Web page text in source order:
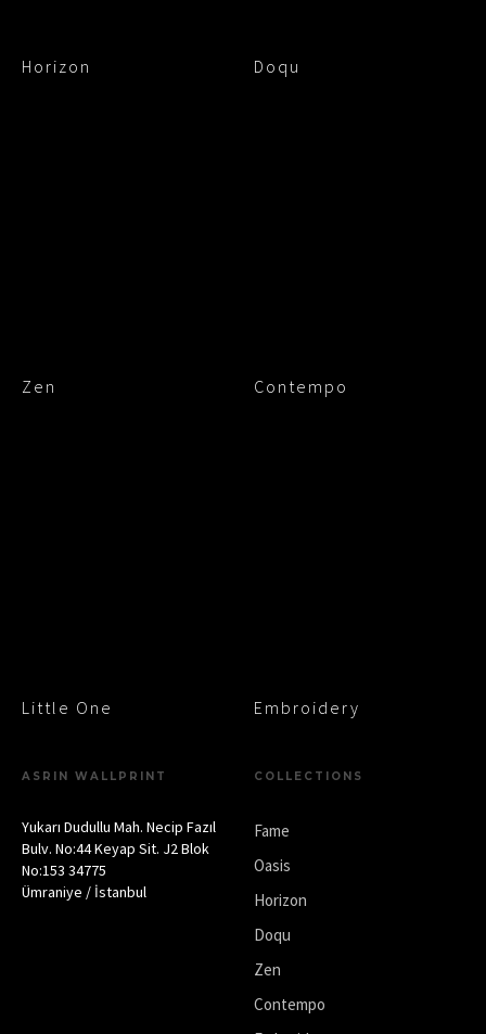
Horizon Doqu
Zen Contempo
Little One Embroidery
ASRIN WALLPRINT
Yukarı Dudullu Mah. Necip Fazıl
Bulv. No:44 Keyap Sit. J2 Blok
No:153 34775
Ümraniye / İstanbul
COLLECTIONS
Fame
Oasis
Horizon
Doqu
Zen
Contempo